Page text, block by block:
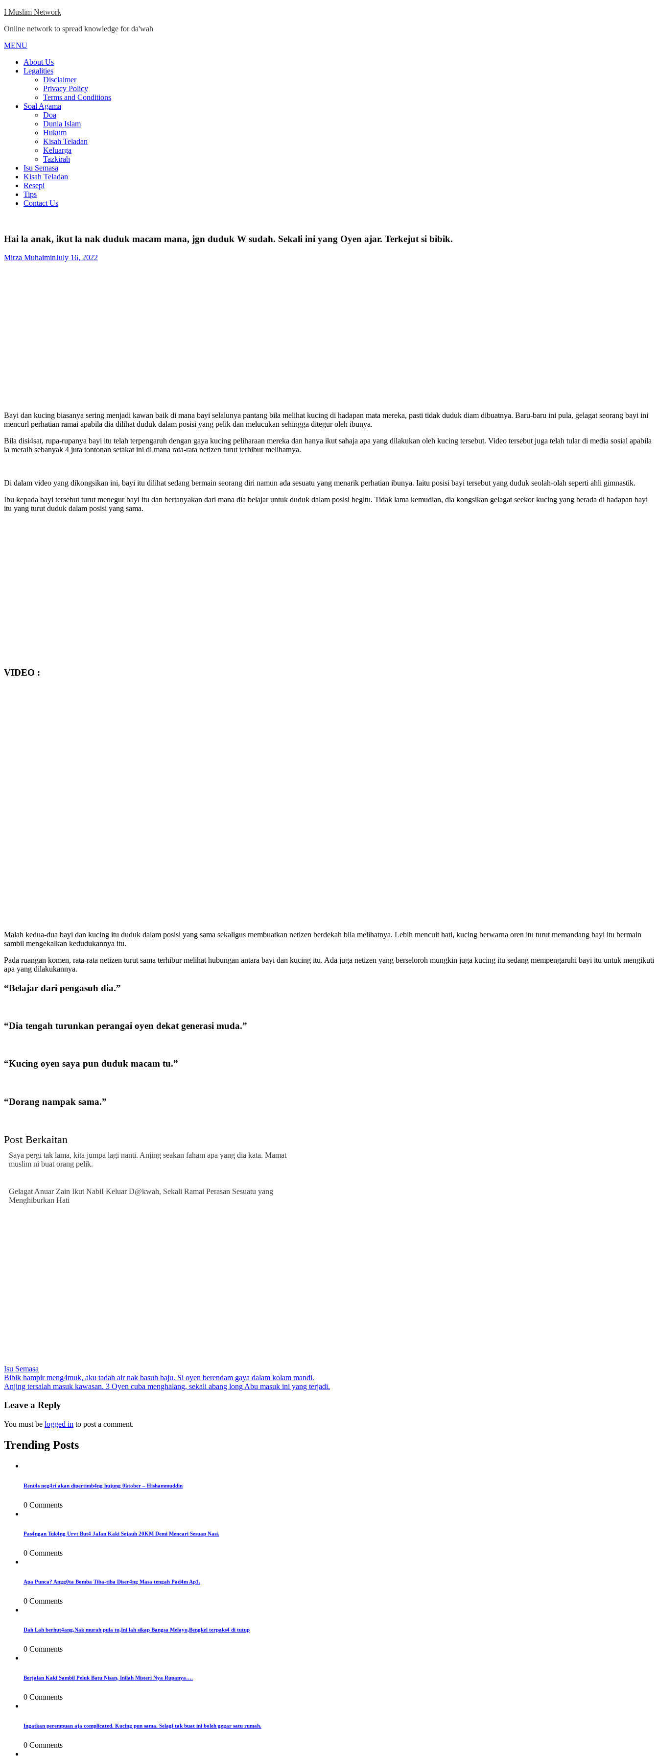
Skip
content
I Muslim Network
Online network to spread knowledge for da'wah
MENU
Menu
About Us
Legalities
Disclaimer
Privacy Policy
Terms and Conditions
Soal Agama
Doa
Dunia Islam
Hukum
Kisah Teladan
Keluarga
Tazkirah
Isu Semasa
Kisah Teladan
Resepi
Tips
Contact Us
Hai la anak, ikut la nak duduk macam mana, jgn duduk W sudah. Sekali ini yang Oyen ajar. Terkejut si bibik.
Mirza MuhaiminJuly 16, 2022
Bayi dan kucing biasanya sering menjadi kawan baik di mana bayi selalunya pantang bila melihat kucing di hadapan mata mereka, pasti tidak duduk diam dibuatnya. Baru-baru ini pula, gelagat seorang bayi ini
mencurl perhatian ramai apabila dia dilihat duduk dalam posisi yang pelik dan melucukan sehingga ditegur oleh ibunya.
Bila disi4sat, rupa-rupanya bayi itu telah terpengaruh dengan gaya kucing peliharaan mereka dan hanya ikut sahaja apa yang dilakukan oleh kucing tersebut. Video tersebut juga telah tular di media sosial apabila
ia meraih sebanyak 4 juta tontonan setakat ini di mana rata-rata netizen turut terhibur melihatnya.
Di dalam video yang dikongsikan ini, bayi itu dilihat sedang bermain seorang diri namun ada sesuatu yang menarik perhatian ibunya. Iaitu posisi bayi tersebut yang duduk seolah-olah seperti ahli gimnastik.
Ibu kepada bayi tersebut turut menegur bayi itu dan bertanyakan dari mana dia belajar untuk duduk dalam posisi begitu. Tidak lama kemudian, dia kongsikan gelagat seekor kucing yang berada di hadapan bayi
itu yang turut duduk dalam posisi yang sama.
VIDEO :
Malah kedua-dua bayi dan kucing itu duduk dalam posisi yang sama sekaligus membuatkan netizen berdekah bila melihatnya. Lebih mencuit hati, kucing berwarna oren itu turut memandang bayi itu bermain
sambil mengekalkan kedudukannya itu.
Pada ruangan komen, rata-rata netizen turut sama terhibur melihat hubungan antara bayi dan kucing itu. Ada juga netizen yang berseloroh mungkin juga kucing itu sedang mempengaruhi bayi itu untuk mengikuti
apa yang dilakukannya.
“Belajar dari pengasuh dia.”
“Dia tengah turunkan perangai oyen dekat generasi muda.”
“Kucing oyen saya pun duduk macam tu.”
“Dorang nampak sama.”
Post Berkaitan
Saya pergi tak lama, kita jumpa lagi nanti. Anjing seakan faham apa yang dia kata. Mamat
muslim ni buat orang pelik.
Gelagat Anuar Zain Ikut NabiI Keluar D@kwah, Sekali Ramai Perasan Sesuatu yang
Menghiburkan Hati
Isu Semasa
Post
navigation
Bibik hampir meng4muk, aku tadah air nak basuh baju. Si oyen berendam gaya dalam kolam mandi.
Anjing tersalah masuk kawasan. 3 Oyen cuba menghalang, sekali abang long Abu masuk ini yang terjadi.
Leave a Reply
You must be logged in to post a comment.
Trending Posts
Rent4s neg4ri akan dipertimb4ng hujung 0ktober – Hishammuddin
0 Comments
Pas4ngan Tuk4ng Urvt But4 JaIan Kaki Sejauh 20KM Demi Mencari Sesuap Nasi.
0 Comments
Apa Punca? Angg0ta Bomba Tiba-tiba Diser4ng Masa tengah Pad4m Ap1.
0 Comments
Dah Lah berhut4ang,Nak murah pula tu,Ini lah sikap Bangsa Melayu,Bengkel terpaks4 di tutup
0 Comments
Berjalan Kaki Sambil Peluk Batu Nisan, Inilah Misteri Nya Rupanya….
0 Comments
Ingatkan perempuan aja complicated. Kucing pun sama. Selagi tak buat ini boleh gegar satu rumah.
0 Comments